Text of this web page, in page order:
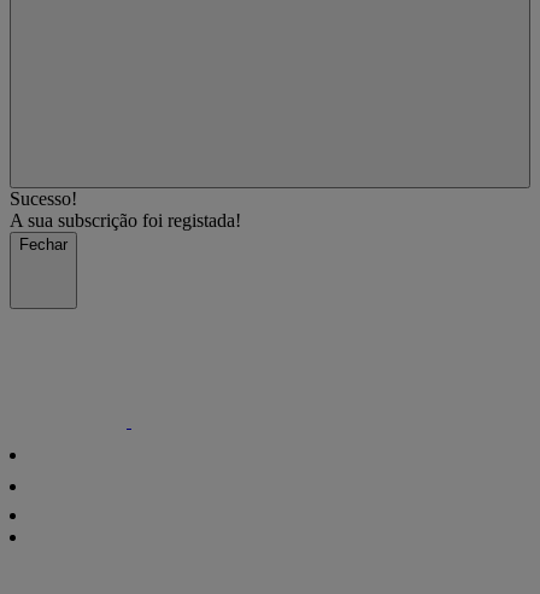
Sucesso!
A sua subscrição foi registada!
Fechar